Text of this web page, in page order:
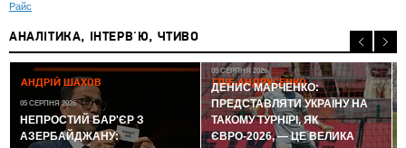
Райс
АНАЛІТИКА, ІНТЕРВ'Ю, ЧТИВО
АНДРІЙ ШАХОВ
05 СЕРПНЯ 2026
НЕПРОСТИЙ БАР'ЄР З
АЗЕРБАЙДЖАНУ:
ГЛІБ АНДРУСЕНКО
05 СЕРПНЯ 2026
ДЕНИС МАРЧЕНКО:
ПРЕДСТАВЛЯТИ УКРАЇНУ НА
ТАКОМУ ТУРНІРІ, ЯК
ЄВРО-2026, — ЦЕ ВЕЛИКА